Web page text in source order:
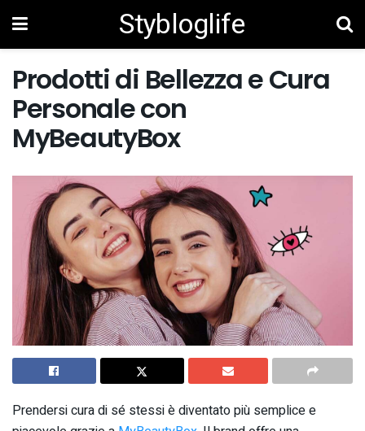
Stybloglife
Prodotti di Bellezza e Cura
Personale con
MyBeautyBox
Prendersi cura di sé stessi è diventato più semplice e